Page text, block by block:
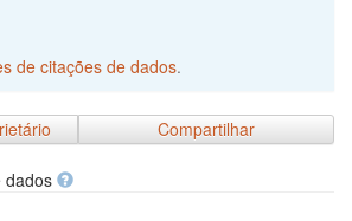
de citações de dados.
Compartilhar
dados